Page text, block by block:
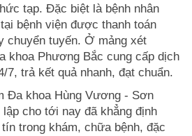
tạp. Đặc biệt là bệnh nhân
bệnh viện được thanh toán
chuyển tuyến. Ở mảng xét
khoa Phương Bắc cung cấp dịch
7, trả kết quả nhanh, đạt chuẩn.
Đa khoa Hùng Vương - Sơn
cho tới nay đã khẳng định
trong khám, chữa bệnh, đặc